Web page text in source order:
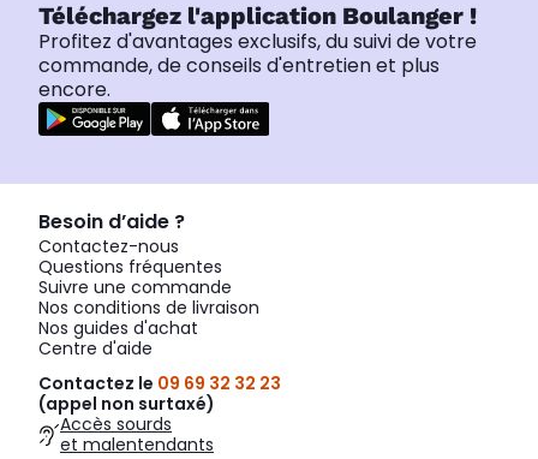
Téléchargez l'application Boulanger !
Profitez d'avantages exclusifs, du suivi de votre
commande, de conseils d'entretien et plus
encore.
Besoin d’aide ?
Contactez-nous
Questions fréquentes
Suivre une commande
Nos conditions de livraison
Nos guides d'achat
Centre d'aide
Contactez le 09 69 32 32 23
(appel non surtaxé)
Accès sourds
et malentendants